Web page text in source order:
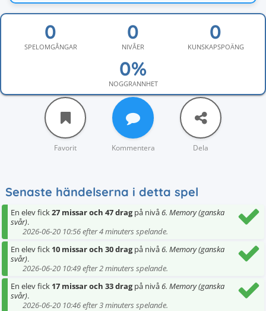
SPELOMGÅNGAR NIVÅER KUNSKAPSPOÄNG
NOGGRANNHET
Favorit Kommentera Dela
Senaste händelserna i detta spel
En elev fick27 missar och 47 dragpå nivå6. Memory (ganska
svår).
2026-06-20 10:56 efter 4 minuters spelande.
En elev fick 10 missar och 30 dragpå nivå6. Memory (ganska
svår).
2026-06-20 10:49 efter 2 minuters spelande.
En elev fick 17 missar och 33 dragpå nivå6. Memory (ganska
svår).
2026-06-20 10:46 efter 3 minuters spelande.